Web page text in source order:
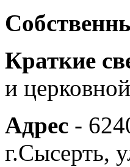
Краткие
и
Адрес -
г.Сысерть,